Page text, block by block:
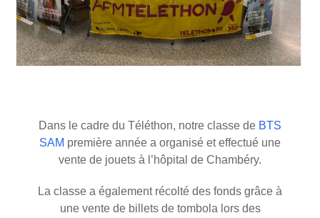
Dans le cadre du Téléthon, notre classe de BTS
SAM première année a organisé et effectué une
vente de jouets à l’hôpital de Chambéry.
La classe a également récolté des fonds grâce à
une vente de billets de tombola lors des